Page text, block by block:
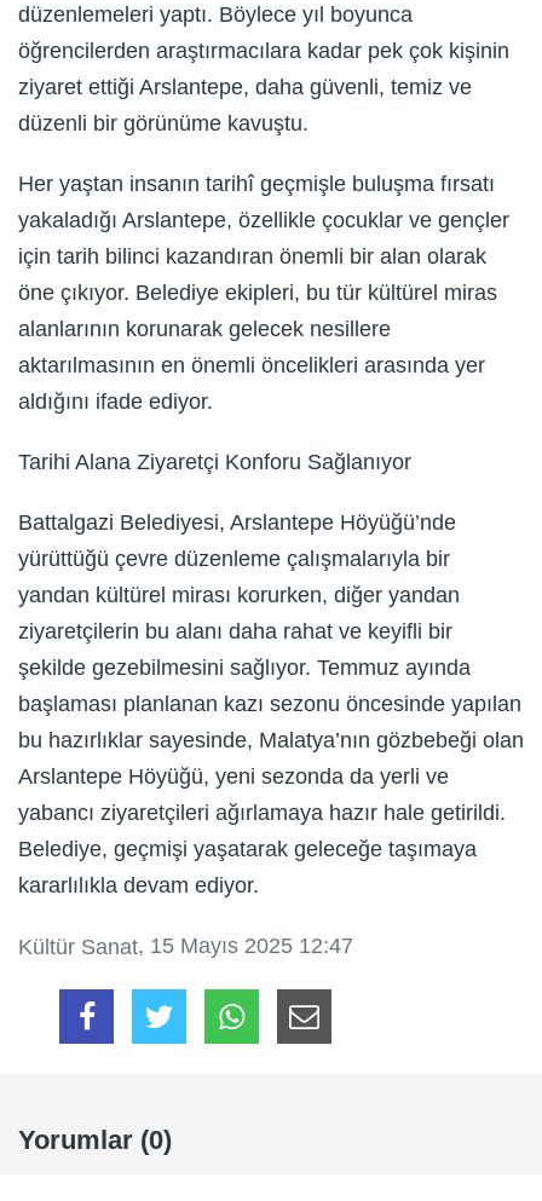
düzenlemeleri yaptı. Böylece yıl boyunca
öğrencilerden araştırmacılara kadar pek çok kişinin
ziyaret ettiği Arslantepe, daha güvenli, temiz ve
düzenli bir görünüme kavuştu.
Her yaştan insanın tarihî geçmişle buluşma fırsatı
yakaladığı Arslantepe, özellikle çocuklar ve gençler
için tarih bilinci kazandıran önemli bir alan olarak
öne çıkıyor. Belediye ekipleri, bu tür kültürel miras
alanlarının korunarak gelecek nesillere
aktarılmasının en önemli öncelikleri arasında yer
aldığını ifade ediyor.
Tarihi Alana Ziyaretçi Konforu Sağlanıyor
Battalgazi Belediyesi, Arslantepe Höyüğü’nde
yürüttüğü çevre düzenleme çalışmalarıyla bir
yandan kültürel mirası korurken, diğer yandan
ziyaretçilerin bu alanı daha rahat ve keyifli bir
şekilde gezebilmesini sağlıyor. Temmuz ayında
başlaması planlanan kazı sezonu öncesinde yapılan
bu hazırlıklar sayesinde, Malatya’nın gözbebeği olan
Arslantepe Höyüğü, yeni sezonda da yerli ve
yabancı ziyaretçileri ağırlamaya hazır hale getirildi.
Belediye, geçmişi yaşatarak geleceğe taşımaya
kararlılıkla devam ediyor.
Kültür Sanat, 15 Mayıs 2025 12:47
Yorumlar (0)